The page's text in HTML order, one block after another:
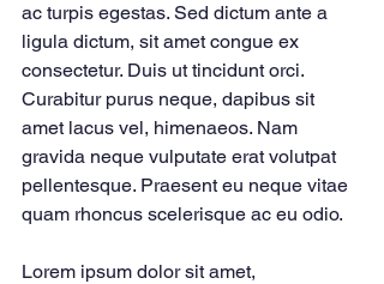
ac turpis egestas. Sed dictum ante a
ligula dictum, sit amet congue ex
consectetur. Duis ut tincidunt orci.
Curabitur purus neque, dapibus sit
amet lacus vel, himenaeos. Nam
gravida neque vulputate erat volutpat
pellentesque. Praesent eu neque vitae
quam rhoncus scelerisque ac eu odio.
Lorem ipsum dolor sit amet,